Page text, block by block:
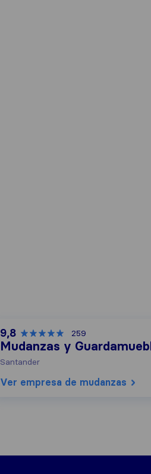
9,8 259
Mudanzas y
Santander
Ver empresa de mudanzas